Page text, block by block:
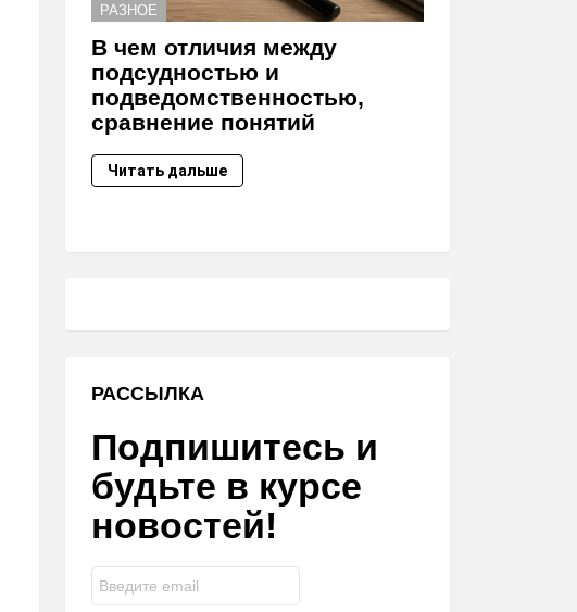
РАЗНОЕ
В чем отличия между
подсудностью и
подведомственностью,
сравнение понятий
Читать дальше
РАССЫЛКА
Подпишитесь и
будьте в курсе
новостей!